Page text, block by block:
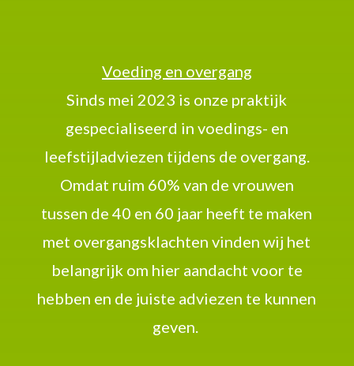
Voeding en overgang
Sinds mei 2023 is onze praktijk
gespecialiseerd in voedings- en
leefstijladviezen tijdens de overgang.
Omdat ruim 60% van de vrouwen
tussen de 40 en 60 jaar heeft te maken
met overgangsklachten vinden wij het
belangrijk om hier aandacht voor te
hebben en de juiste adviezen te kunnen
geven.